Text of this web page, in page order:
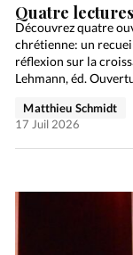
Quatre
Découvrez quatre
chrétienne: un
réflexion sur la
Lehmann, éd.
Matthieu Schmidt
17 Juil 2026